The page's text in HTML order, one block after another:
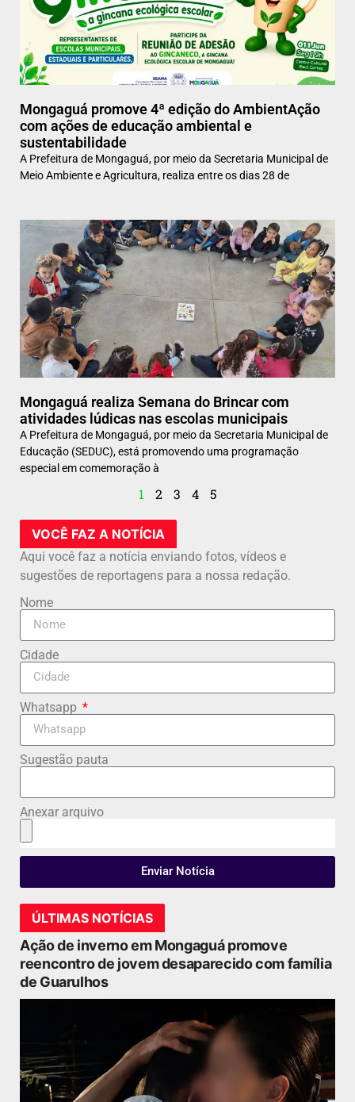
Mongaguá promove 4ª edição do AmbientAção
com ações de educação ambiental e
sustentabilidade
A Prefeitura de Mongaguá, por meio da Secretaria Municipal de
Meio Ambiente e Agricultura, realiza entre os dias 28 de
Mongaguá realiza Semana do Brincar com
atividades lúdicas nas escolas municipais
A Prefeitura de Mongaguá, por meio da Secretaria Municipal de
Educação (SEDUC), está promovendo uma programação
especial em comemoração à
1 2 3 4 5
VOCÊ FAZ A NOTÍCIA
Aqui você faz a notícia enviando fotos, vídeos e
sugestões de reportagens para a nossa redação.
Nome
Cidade
Whatsapp
Sugestão pauta
Anexar arquivo
Enviar Notícia
ÚLTIMAS NOTÍCIAS
Ação de inverno em Mongaguá promove
reencontro de jovem desaparecido com família
de Guarulhos